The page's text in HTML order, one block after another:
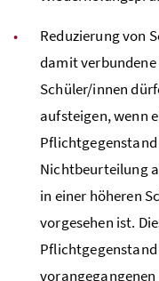
Reduzierung von
damit verbundene
Schüler/innen
aufsteigen, wenn
Nichtbeurteilung
in einer höheren
vorgesehen ist.